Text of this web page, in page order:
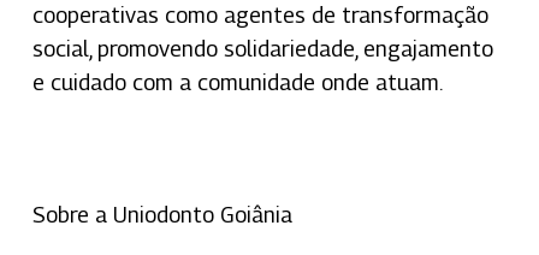
cooperativas como agentes de transformação
social, promovendo solidariedade, engajamento
e cuidado com a comunidade onde atuam.
Sobre a Uniodonto Goiânia